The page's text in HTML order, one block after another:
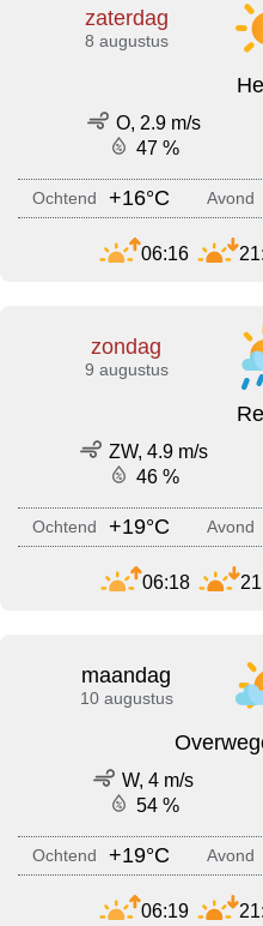
zaterdag
8 augustus
O, 2.9 m/s
47 %
Ochtend +16°C Avond
06:16
zondag
9 augustus
ZW, 4.9 m/s
46 %
Ochtend +19°C Avond
06:18
maandag
10 augustus
W, 4 m/s
54 %
Ochtend +19°C Avond
06:19